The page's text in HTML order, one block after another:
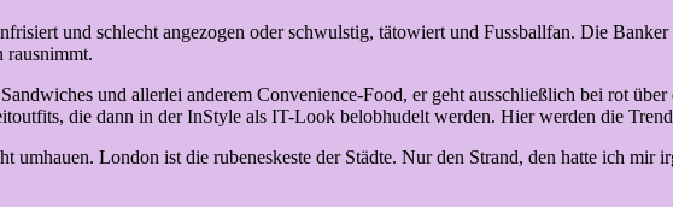
und schlecht angezogen oder schwulstig, tätowiert und Fussballfan. Die
rausnimmt.
und allerlei anderem Convenience-Food, er geht ausschließlich bei rot
die dann in der InStyle als IT-Look belobhudelt werden. Hier werden die
London ist die rubeneskeste der Städte. Nur den Strand, den hatte ich mir